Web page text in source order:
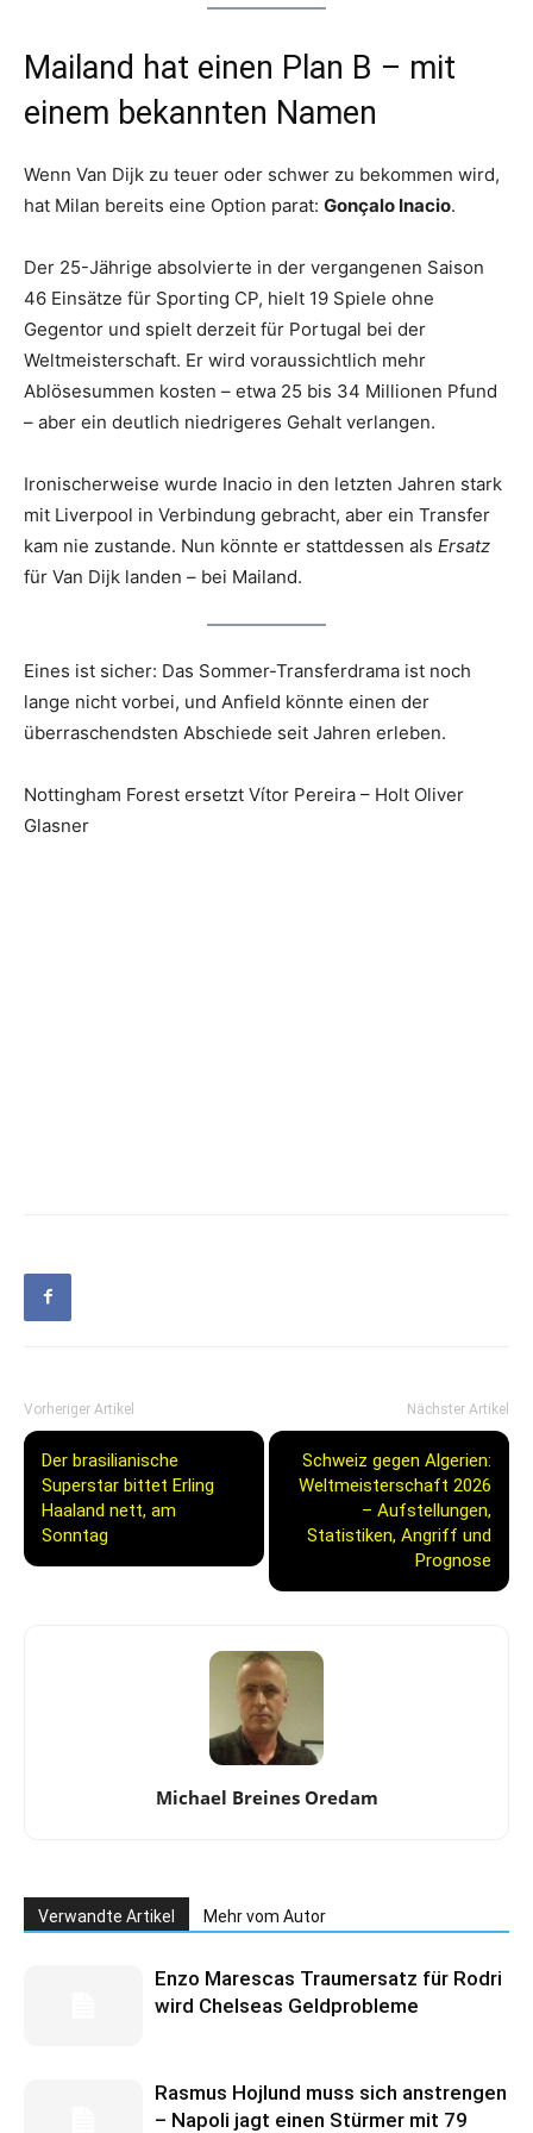
Mailand hat einen Plan B – mit
einem bekannten Namen
Wenn Van Dijk zu teuer oder schwer zu bekommen wird,
hat Milan bereits eine Option parat: Gonçalo Inacio.
Der 25-Jährige absolvierte in der vergangenen Saison
46 Einsätze für Sporting CP, hielt 19 Spiele ohne
Gegentor und spielt derzeit für Portugal bei der
Weltmeisterschaft. Er wird voraussichtlich mehr
Ablösesummen kosten – etwa 25 bis 34 Millionen Pfund
– aber ein deutlich niedrigeres Gehalt verlangen.
Ironischerweise wurde Inacio in den letzten Jahren stark
mit Liverpool in Verbindung gebracht, aber ein Transfer
kam nie zustande. Nun könnte er stattdessen als Ersatz
für Van Dijk landen – bei Mailand.
Eines ist sicher: Das Sommer-Transferdrama ist noch
lange nicht vorbei, und Anfield könnte einen der
überraschendsten Abschiede seit Jahren erleben.
Nottingham Forest ersetzt Vítor Pereira – Holt Oliver
Glasner
Vorheriger Artikel
Der brasilianische
Superstar bittet Erling
Haaland nett, am
Sonntag
Nächster Artikel
Schweiz gegen Algerien:
Weltmeisterschaft 2026
– Aufstellungen,
Statistiken, Angriff und
Prognose
Michael Breines Oredam
Verwandte Artikel Mehr vom Autor
Enzo Marescas Traumersatz für Rodri
wird Chelseas Geldprobleme
Rasmus Hojlund muss sich anstrengen
– Napoli jagt einen Stürmer mit 79